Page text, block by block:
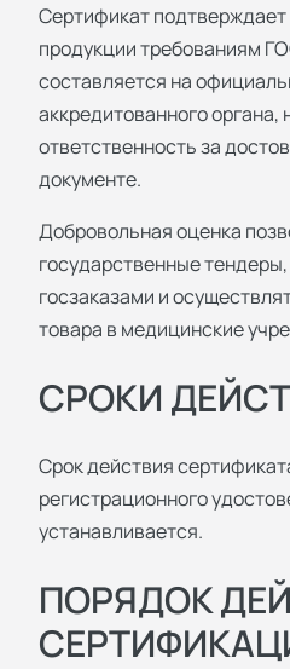
Сертификат подтверждает
продукции требованиям
составляется на
аккредитованного органа,
ответственность за
документе.
Добровольная оценка
государственные
госзаказами и
товара в медицинские
СРОКИ
Срок действия
регистрационного
устанавливается.
ПОРЯДОК